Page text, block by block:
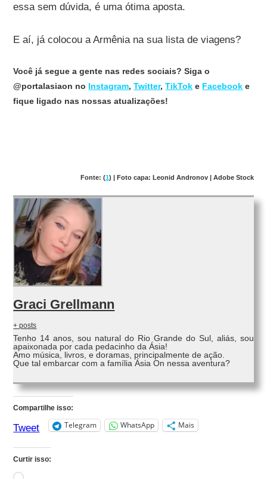
essa sem dúvida, é uma ótima aposta.
E aí, já colocou a Armênia na sua lista de viagens?
Você já segue a gente nas redes sociais? Siga o
@portalasiaon no Instagram,Twitter, TikTok e Facebook e
fique ligado nas nossas atualizações!
Fonte: (1) | Foto capa: Leonid Andronov | Adobe Stock
Graci Grellmann
+ posts
Tenho 14 anos, sou natural do Rio Grande do Sul, aliás, sou
apaixonada por cada pedacinho da Ásia!
Amo música, livros, e doramas, principalmente de ação.
Que tal embarcar com a família Ásia On nessa aventura?
Compartilhe isso:
Tweet Telegram WhatsApp Mais
Curtir isso: